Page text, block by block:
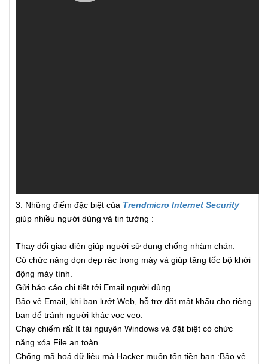
3. Những điểm đặc biệt của Trendmicro Internet Security
giúp nhiều người dùng và tin tưởng :
Thay đổi giao diện giúp người sử dụng chống nhàm chán.
Có chức năng dọn dẹp rác trong máy và giúp tăng tốc bộ khởi
động máy tính.
Gửi báo cáo chi tiết tới Email người dùng.
Bảo vệ Email, khi bạn lướt Web, hỗ trợ đặt mật khẩu cho riêng
bạn để tránh người khác vọc vẹo.
Chạy chiếm rất ít tài nguyên Windows và đặt biệt có chức
năng xóa File an toàn.
Chống mã hoá dữ liệu mà Hacker muốn tốn tiền bạn :Bảo vệ